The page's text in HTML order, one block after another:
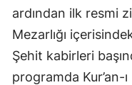
ardından ilk resmi
Mezarlığı
Şehit kabirleri
programda Kur’an-